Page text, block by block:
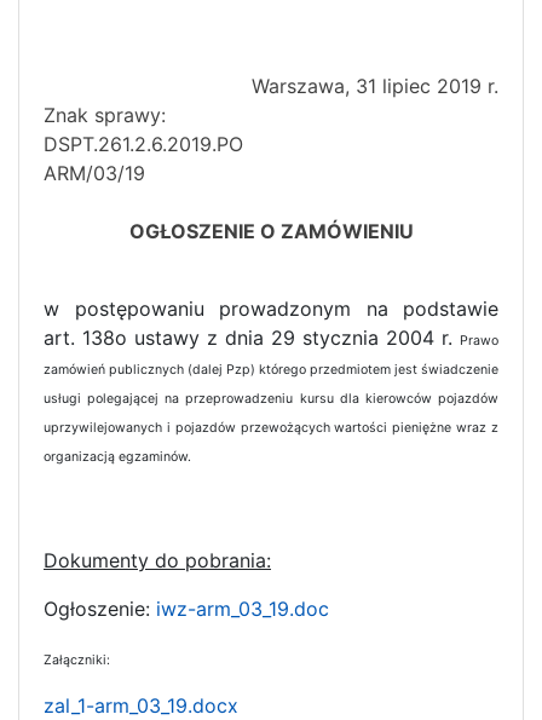
Warszawa, 31 lipiec 2019 r.
Znak sprawy:
ARM/03/19
OGŁOSZENIE O ZAMÓWIENIU
w postępowaniu prowadzonym na podstawie
art. 138o ustawy z dnia 29 stycznia 2004 r.
Prawo
zamówień publicznych (dalej Pzp) którego przedmiotem jest świadczenie
usługi polegającej na przeprowadzeniu kursu dla kierowców pojazdów
uprzywilejowanych i pojazdów przewożących wartości pieniężne wraz z
organizacją egzaminów.
Dokumenty do pobrania:
Ogłoszenie: iwz-arm_03_19.doc
Załączniki:
zal_1-arm_03_19.docx